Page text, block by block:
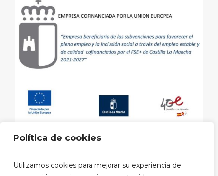
Política de cookies
Utilizamos cookies para mejorar su experiencia de
Política privacidad RRSS